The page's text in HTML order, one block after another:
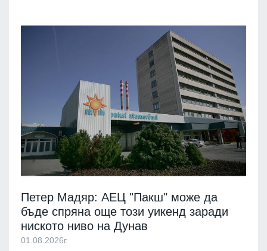
Петер Мадяр: АЕЦ "Пакш" може да
бъде спряна още този уикенд заради
ниското ниво на Дунав
01.08.2026г.